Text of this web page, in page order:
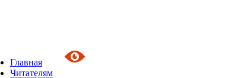
Главная
Читателям